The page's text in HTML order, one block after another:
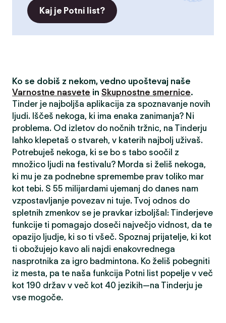
Kaj je Potni list?
Ko se dobiš z nekom, vedno upoštevaj naše
Varnostne nasvete in Skupnostne smernice.
Tinder je najboljša aplikacija za spoznavanje novih
ljudi. Iščeš nekoga, ki ima enaka zanimanja? Ni
problema. Od izletov do nočnih tržnic, na Tinderju
lahko klepetaš o stvareh, v katerih najbolj uživaš.
Potrebuješ nekoga, ki se bo s tabo soočil z
množico ljudi na festivalu? Morda si želiš nekoga,
ki mu je za podnebne spremembe prav toliko mar
kot tebi. S 55 milijardami ujemanj do danes nam
vzpostavljanje povezav ni tuje. Tvoj odnos do
spletnih zmenkov se je pravkar izboljšal: Tinderjeve
funkcije ti pomagajo doseči največjo vidnost, da te
opazijo ljudje, ki so ti všeč. Spoznaj prijatelje, ki kot
ti obožujejo kavo ali najdi enakovrednega
nasprotnika za igro badmintona. Ko želiš pobegniti
iz mesta, pa te naša funkcija Potni list popelje v več
kot 190 držav v več kot 40 jezikih—na Tinderju je
vse mogoče.